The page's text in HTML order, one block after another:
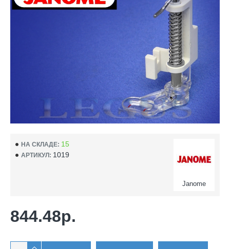
НА СКЛАДЕ: 15
АРТИКУЛ: 1019
Janome
844.48р.